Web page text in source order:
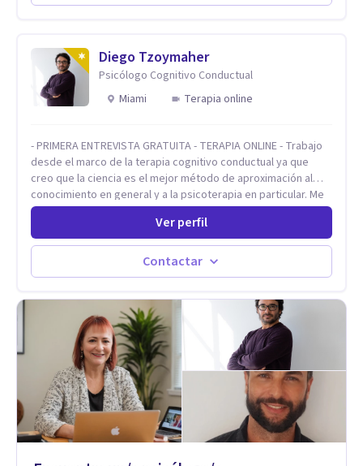
en comunidades como Olivar del Conde y Xochimilco, lo que
Diego Tzoymaher
Psicólogo Cognitivo Conductual
Miami
Terapia online
- PRIMERA ENTREVISTA GRATUITA - TERAPIA ONLINE - Trabajo
desde el marco de la terapia cognitivo conductual ya que
creo que la ciencia es el mejor método de aproximación al
conocimiento en general y a la psicoterapia en particular. Me
interesan los procesos de cambio conductual por los que una
persona pueda alcanzar sus objetivos, transitando,
aceptando y modificando sus patrones cognitivos y
emocionales. Abordo patologías específicas como trastornos
de ansiedad y del ánimo, y también crisis vitales y procesos
Ver perfil
Contactar